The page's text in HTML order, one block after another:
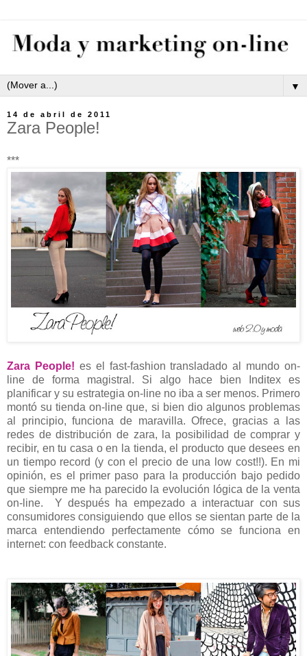
▼
14 de abril de 2011
Zara People!
***
Zara People! es el fast-fashion transladado al mundo on-
line de forma magistral. Si algo hace bien Inditex es
planificar y su estrategia on-line no iba a ser menos. Primero
montó su tienda on-line que, si bien dio algunos problemas
al principio, funciona de maravilla. Ofrece, gracias a las
redes de distribución de zara, la posibilidad de comprar y
recibir, en tu casa o en la tienda, el producto que desees en
un tiempo record (y con el precio de una low cost!!). En mi
opinión, es el primer paso para la producción bajo pedido
que siempre me ha parecido la evolución lógica de la venta
on-line. Y después ha empezado a interactuar con sus
consumidores consiguiendo que ellos se sientan parte de la
marca entendiendo perfectamente cómo se funciona en
internet: con feedback constante.